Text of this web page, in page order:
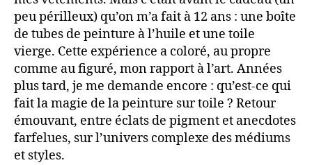
peu périlleux) qu’on m’a fait à 12 ans : une boîte
de tubes de peinture à l’huile et une toile
vierge. Cette expérience a coloré, au propre
comme au figuré, mon rapport à l’art. Années
plus tard, je me demande encore : qu’est-ce qui
fait la magie de la peinture sur toile ? Retour
émouvant, entre éclats de pigment et anecdotes
farfelues, sur l’univers complexe des médiums
et styles.